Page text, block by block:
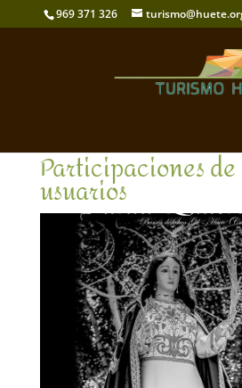
969 371 326
Participaciones de
usuarios